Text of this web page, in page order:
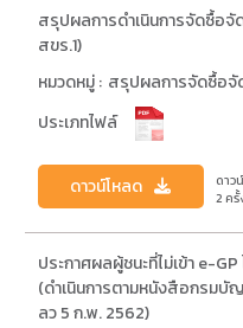
สรุปผลการดำเนินการจัดซื้อจั
สขร.1)
หมวดหมู่ : สรุปผลการจัดซื้อจั
ประเภทไฟล์
ดาวน์โหลด
ดาว
2 ครั้
ประกาศผลผู้ชนะที่ไม่เข้า e-
(ดำเนินการตามหนังสือกรม
ลว 5 ก.พ. 2562)